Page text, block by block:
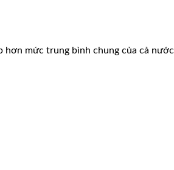
hơn mức trung bình chung của cả nước